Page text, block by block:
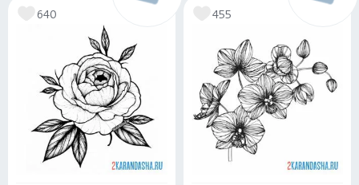
640 455